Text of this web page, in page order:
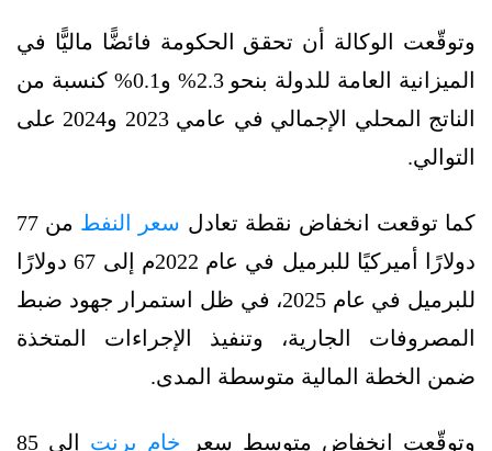
وتوقّعت الوكالة أن تحقق الحكومة فائضًّا ماليًّا في
الميزانية العامة للدولة بنحو 2.3% و0.1% كنسبة من
الناتج المحلي الإجمالي في عامي 2023 و2024 على
التوالي.
كما توقعت انخفاض نقطة تعادل سعر النفط
من 77
دولارًا أميركيًا للبرميل في عام 2022م إلى 67 دولارًا
للبرميل في عام 2025، في ظل استمرار جهود ضبط
المصروفات الجارية، وتنفيذ الإجراءات المتخذة
ضمن الخطة المالية متوسطة المدى.
وتوقّعت انخفاض متوسط سعر خام برنت
إلى 85